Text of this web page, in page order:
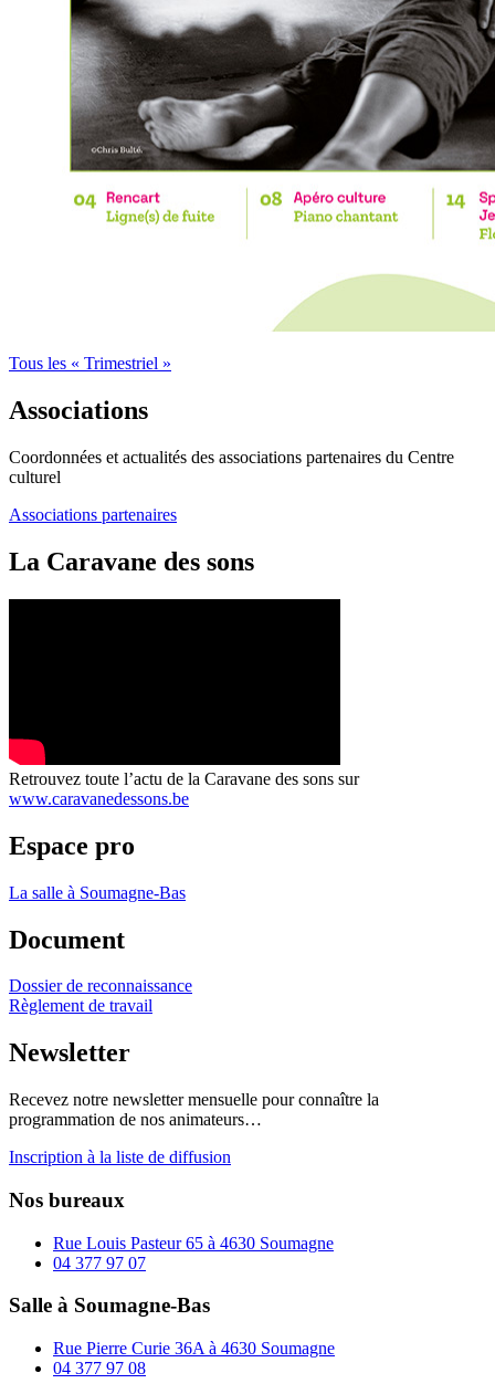
Tous les « Trimestriel »
Associations
Coordonnées et actualités des associations partenaires du Centre
culturel
Associations partenaires
La Caravane des sons
Retrouvez toute l’actu de la Caravane des sons sur
www.caravanedessons.be
Espace pro
La salle à Soumagne-Bas
Document
Dossier de reconnaissance
Règlement de travail
Newsletter
Recevez notre newsletter mensuelle pour connaître la
programmation de nos animateurs…
Inscription à la liste de diffusion
Nos bureaux
Rue Louis Pasteur 65 à 4630 Soumagne
04 377 97 07
Salle à Soumagne-Bas
Rue Pierre Curie 36A à 4630 Soumagne
04 377 97 08